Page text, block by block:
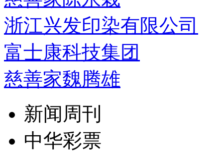
浙江兴发印染有限公司
富士康科技集团
慈善家魏腾雄
新闻周刊
中华彩票